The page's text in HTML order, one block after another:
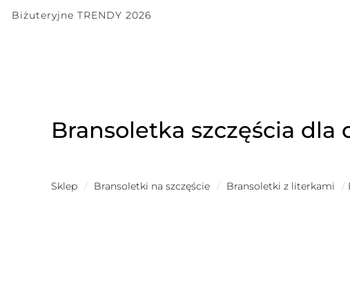
Biżuteryjne TRENDY 2026
Bransoletka szczęścia dla
Sklep / Bransoletki na szczęście / Bransoletki z literkami /